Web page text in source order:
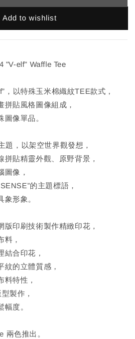
Add to wishlist
"V-elf" Waffle Tee
，以特殊玉米棉織紋TEE款式，
貼風格圖像組成，
像單品。
題，以架空世界觀發想，
貼精靈外觀、原野背景，
圖像，
的主題標語，
形象。
印刷技術製作精緻印花，
料，
結合印花，
紋的立體質感，
料特性，
製作，
度。
兩色推出。